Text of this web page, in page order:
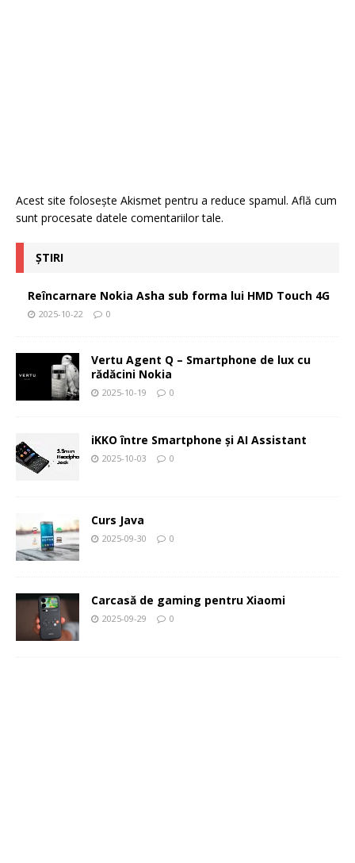
Acest site folosește Akismet pentru a reduce spamul. Află cum
sunt procesate datele comentariilor tale.
ȘTIRI
Reîncarnare Nokia Asha sub forma lui HMD Touch 4G
2025-10-22 0
Vertu Agent Q – Smartphone de lux cu
rădăcini Nokia
2025-10-19 0
iKKO între Smartphone și AI Assistant
2025-10-03 0
Curs Java
2025-09-30 0
Carcasă de gaming pentru Xiaomi
2025-09-29 0